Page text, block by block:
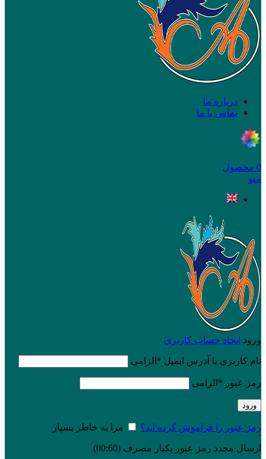
درباره ما
تماس با ما
0 محصول
منو
ورود ایجاد حساب کاربری
نام کاربری یا آدرس ایمیل * الزامی
رمز عبور * الزامی
ورود
رمز عبور را فراموش کرده اید؟ مرا به خاطر بسپار
ارسال مجدد رمز عبور یکبار مصرف (00:
60
)